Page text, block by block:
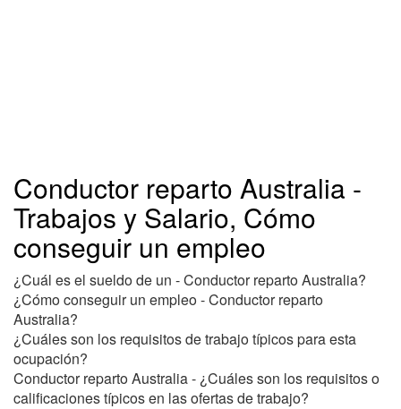
Conductor reparto Australia -
Trabajos y Salario, Cómo
conseguir un empleo
¿Cuál es el sueldo de un - Conductor reparto Australia?
¿Cómo conseguir un empleo - Conductor reparto
Australia?
¿Cuáles son los requisitos de trabajo típicos para esta
ocupación?
Conductor reparto Australia - ¿Cuáles son los requisitos o
calificaciones típicos en las ofertas de trabajo?